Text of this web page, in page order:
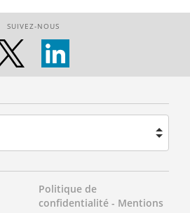
SUIVEZ-NOUS
Politique de
confidentialité - Mentions